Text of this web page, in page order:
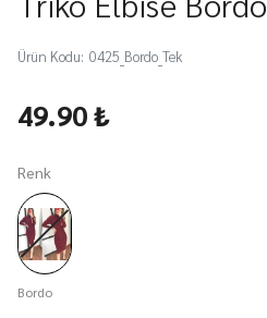
Ürün Kodu: 0425_Bordo_Tek
49.90 ₺
Renk
Bordo